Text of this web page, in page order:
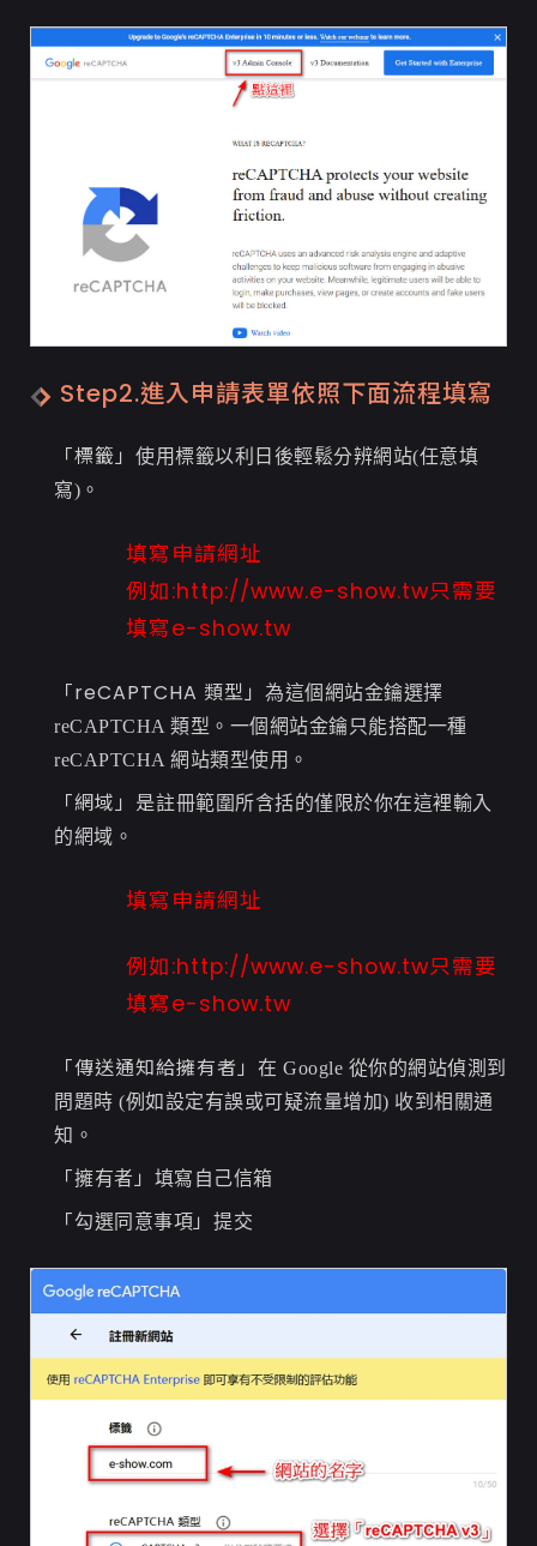
Step2.進入申請表單依照下面流程填寫
「標籤」
使用標籤以利日後輕鬆分辨網站(任意填
寫)。
填寫申請網址
例如:http://www.e-show.tw只需要
填寫e-show.tw
「reCAPTCHA 類型」
為這個網站金鑰選擇
reCAPTCHA 類型。一個網站金鑰只能搭配一種
reCAPTCHA 網站類型使用。
「網域」 是註冊範圍所含括的僅限於你在這裡輸入
的網域。
填寫申請網址
例如:http://www.e-show.tw只需要
填寫e-show.tw
「傳送通知給擁有者」
在 Google 從你的網站偵測到
問題時 (例如設定有誤或可疑流量增加) 收到相關通
知。
​「擁有者」 填寫自己信箱
「勾選同意事項」 提交